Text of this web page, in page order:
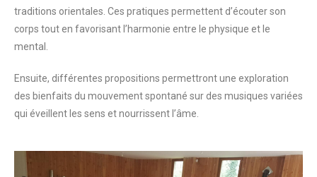
traditions orientales. Ces pratiques permettent d’écouter son
corps tout en favorisant l’harmonie entre le physique et le
mental.
Ensuite, différentes propositions permettront une exploration
des bienfaits du mouvement spontané sur des musiques variées
qui éveillent les sens et nourrissent l’âme.